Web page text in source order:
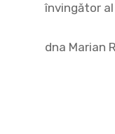
învingător
dna Marian